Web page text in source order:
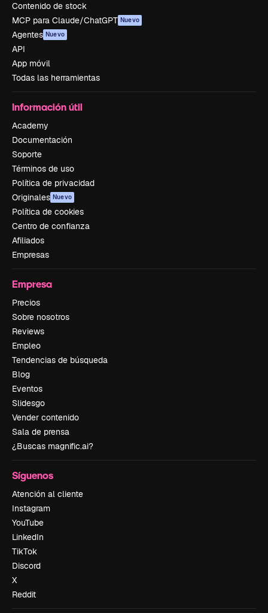
Contenido de stock
MCP para Claude/ChatGPT Nuevo
Agentes Nuevo
API
App móvil
Todas las herramientas
Información útil
Academy
Documentación
Soporte
Términos de uso
Política de privacidad
Originales Nuevo
Política de cookies
Centro de confianza
Afiliados
Empresas
Empresa
Precios
Sobre nosotros
Reviews
Empleo
Tendencias de búsqueda
Blog
Eventos
Slidesgo
Vender contenido
Sala de prensa
¿Buscas magnific.ai?
Síguenos
Atención al cliente
Instagram
YouTube
LinkedIn
TikTok
Discord
X
Reddit